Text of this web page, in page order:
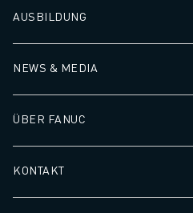
AUSBILDUNG
NEWS & MEDIA
ÜBER FANUC
KONTAKT